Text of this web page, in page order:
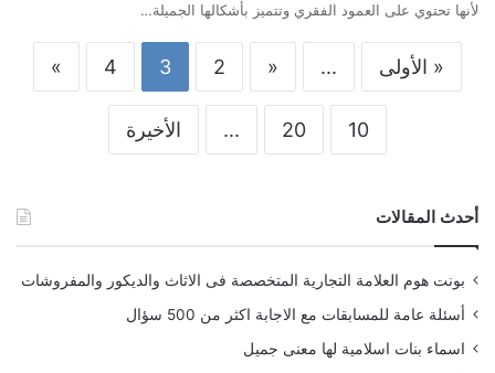
لأنها تحتوي على العمود الفقري وتتميز بأشكالها الجميلة…
« الأولى ...
«
2
3
4
»
10
20
... الأخيرة
أحدث المقالات
بونت هوم العلامة التجارية المتخصصة فى الاثاث والديكور والمفروشات
أسئلة عامة للمسابقات مع الاجابة اكثر من 500 سؤال
اسماء بنات اسلامية لها معنى جميل